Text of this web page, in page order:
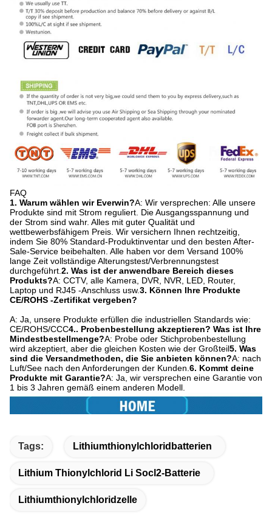
FAQ
1. Warum wählen wir Everwin?A: Wir versprechen: Alle unsere
Produkte sind mit Strom reguliert. Die Ausgangsspannung und
der Strom sind wahr. Alles mit guter Qualität und
wettbewerbsfähigem Preis. Wir versichern Ihnen rechtzeitig,
indem Sie 80% Standard-Produktinventar und den besten After-
Sale-Service beibehalten. Alle haben vor dem Versand 100%
lange Zeit vollständige Alterungstest/Verbrennungstest
durchgeführt.2. Was ist der anwendbare Bereich dieses
Produkts?A: CCTV, alle Kamera, DVR, NVR, LED, Router,
Laptop und RJ45 -Anschluss usw.3. Können Ihre Produkte
CE/ROHS -Zertifikat vergeben?
A: Ja, unsere Produkte erfüllen die industriellen Standards wie:
CE/ROHS/CCC4.. Probenbestellung akzeptieren? Was ist Ihre
Mindestbestellmenge?A: Probe oder Stichprobenbestellung
wird akzeptiert, aber die gleichen Kosten wie der Großteil5. Was
sind die Versandmethoden, die Sie anbieten können?A: nach
Luft/See nach den Anforderungen der Kunden.6. Kommt deine
Produkte mit Garantie?A: Ja, wir versprechen eine Garantie von
1 bis 3 Jahren gemäß einem anderen Modell.
Tags: Lithiumthionylchloridbatterien
Lithium Thionylchlorid Li Socl2-Batterie
Lithiumthionylchloridzelle